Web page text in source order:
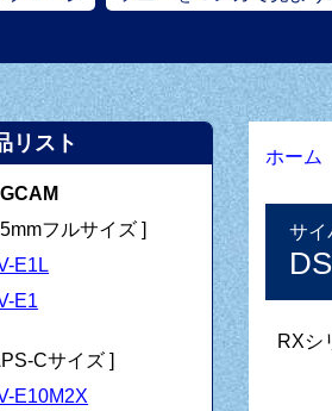
ホーム
サイ
RXシ
リスト
フルサイズ ]
E1L
E1
Cサイズ ]
E10M2X